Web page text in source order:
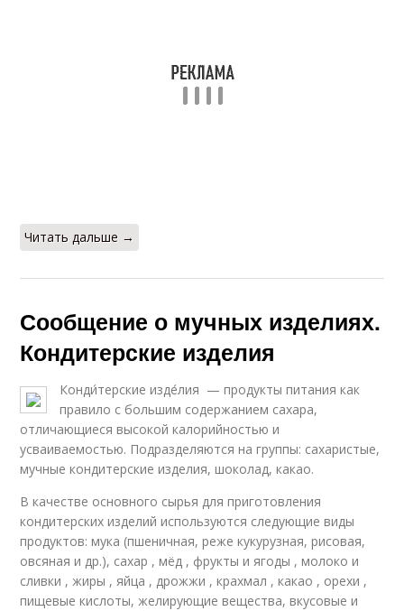
Читать дальше →
Сообщение о мучных изделиях.
Кондитерские изделия
Конди́терские изде́лия — продукты питания как
правило с большим содержанием сахара,
отличающиеся высокой калорийностью и
усваиваемостью. Подразделяются на группы: сахаристые,
мучные кондитерские изделия, шоколад, какао.
В качестве основного сырья для приготовления
кондитерских изделий используются следующие виды
продуктов: мука (пшеничная, реже кукурузная, рисовая,
овсяная и др.), сахар , мёд , фрукты и ягоды , молоко и
сливки , жиры , яйца , дрожжи , крахмал , какао , орехи ,
пищевые кислоты, желирующие вещества, вкусовые и